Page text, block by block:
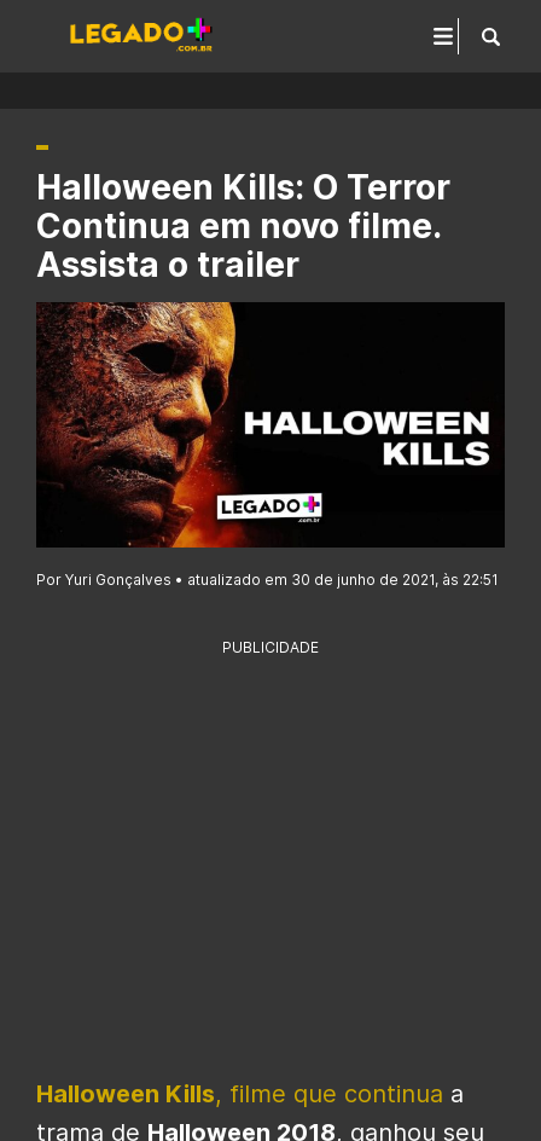
Halloween Kills: O Terror
Continua em novo filme.
Assista o trailer
Por Yuri Gonçalves • atualizado em 30 de junho de 2021, às 22:51
PUBLICIDADE
Halloween Kills, filme que continua a
trama de Halloween 2018, ganhou seu